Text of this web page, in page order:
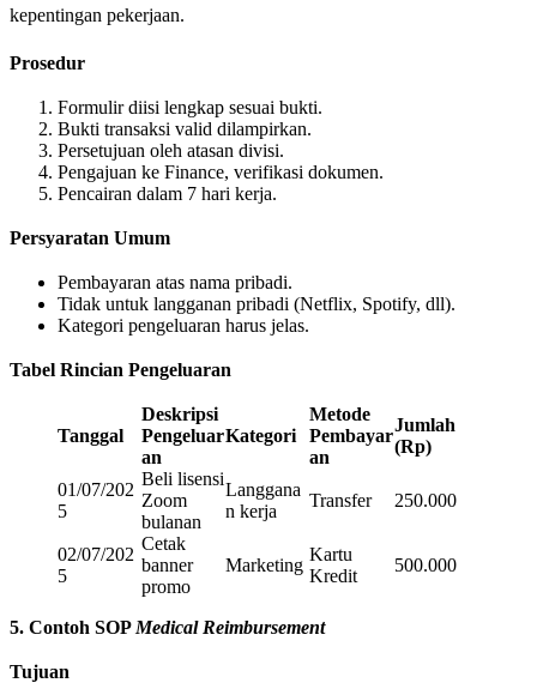
kepentingan pekerjaan.
Prosedur
Formulir diisi lengkap sesuai bukti.
Bukti transaksi valid dilampirkan.
Persetujuan oleh atasan divisi.
Pengajuan ke Finance, verifikasi dokumen.
Pencairan dalam 7 hari kerja.
Persyaratan Umum
Pembayaran atas nama pribadi.
Tidak untuk langganan pribadi (Netflix, Spotify, dll).
Kategori pengeluaran harus jelas.
Tabel Rincian Pengeluaran
Tanggal
Deskripsi
Pengeluar
an
Kategori
Metode
Pembayar
an
Jumlah
(Rp)
01/07/202
5
Beli lisensi
Zoom
bulanan
Langgana
n kerja
Transfer 250.000
02/07/202
5
Cetak
banner
promo
Marketing
Kartu
Kredit
500.000
5. Contoh SOP Medical Reimbursement
Tujuan